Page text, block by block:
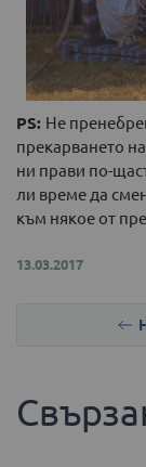
PS: Не
прекарването
ни прави по-
ли време да
към някое от
13.03.2017